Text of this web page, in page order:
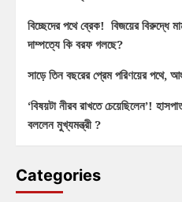
বিচ্ছেদের পথে ব্রেক! বিজয়ের বিরুদ্ধে
দাম্পত্যে কি বরফ গলছে?
সাড়ে তিন বছরের প্রেম পরিণয়ের পথে,
‘বিষয়টা নীরব রাখতে চেয়েছিলেন’!
বললেন মুখ্যমন্ত্রী ?
Categories